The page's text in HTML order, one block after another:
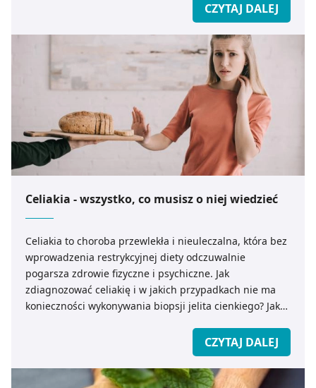
CZYTAJ DALEJ
Celiakia - wszystko, co musisz o niej wiedzieć
Celiakia to choroba przewlekła i nieuleczalna, która bez
wprowadzenia restrykcyjnej diety odczuwalnie
pogarsza zdrowie fizyczne i psychiczne. Jak
zdiagnozować celiakię i w jakich przypadkach nie ma
konieczności wykonywania biopsji jelita cienkiego? Jak
różnorodnie może objawiać się ta choroba i kto jest w
największym stopniu narażony na jej wystąpienie!
CZYTAJ DALEJ